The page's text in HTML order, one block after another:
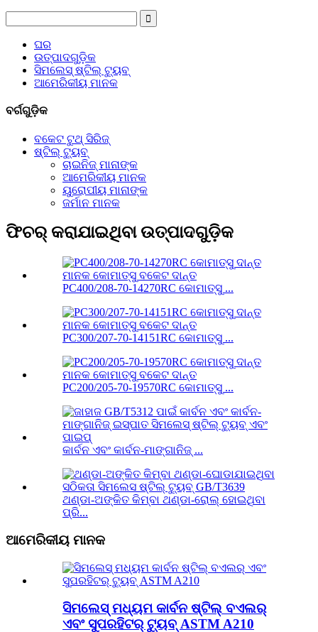
ଘର
ଉତ୍ପାଦଗୁଡ଼ିକ
ସିମଲେସ୍ ଷ୍ଟିଲ୍ ଟ୍ୟୁବ୍
ଆମେରିକୀୟ ମାନକ
ବର୍ଗଗୁଡ଼ିକ
ବକେଟ ଟୁଥ୍ ସିରିଜ୍
ଷ୍ଟିଲ୍ ଟ୍ୟୁବ୍
ଚାଇନିଜ୍ ମାନାଙ୍କ
ଆମେରିକୀୟ ମାନକ
ୟୁରୋପୀୟ ମାନାଙ୍କ
ଜର୍ମାନ ମାନକ
ଫିଚର୍ କରାଯାଇଥିବା ଉତ୍ପାଦଗୁଡ଼ିକ
PC400/208-70-14270RC କୋମାତ୍ସୁ ...
PC300/207-70-14151RC କୋମାତ୍ସୁ ...
PC200/205-70-19570RC କୋମାତ୍ସୁ ...
କାର୍ବନ ଏବଂ କାର୍ବନ-ମାଙ୍ଗାନିଜ୍ ...
ଥଣ୍ଡା-ଅଙ୍କିତ କିମ୍ବା ଥଣ୍ଡା-ରୋଲ୍ ହୋଇଥିବା
ପ୍ରି...
ଆମେରିକୀୟ ମାନକ
ସିମଲେସ୍ ମଧ୍ୟମ କାର୍ବନ ଷ୍ଟିଲ୍ ବଏଲର୍
ଏବଂ ସୁପରହିଟର୍ ଟ୍ୟୁବ୍ ASTM A210